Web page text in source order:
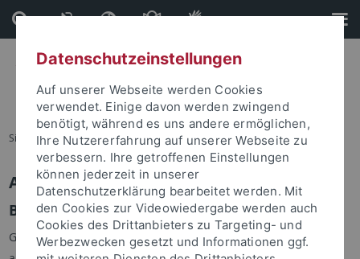
Direkt
zum
Inhalt
Direkt
zur
Fußleiste
Sie sind hier: Startseite
Anmelden
Benutzeranmeldung
Geben Sie Ihren Benutzernamen und Ihr Passwort an um sich
Datenschutzeinstellungen
Auf unserer Webseite werden Cookies
verwendet. Einige davon werden zwingend
benötigt, während es uns andere ermöglichen,
Ihre Nutzererfahrung auf unserer Webseite zu
verbessern. Ihre getroffenen Einstellungen
können jederzeit in unserer
Datenschutzerklärung bearbeitet werden. Mit
den Cookies zur Videowiedergabe werden auch
Cookies des Drittanbieters zu Targeting- und
Werbezwecken gesetzt und Informationen ggf.